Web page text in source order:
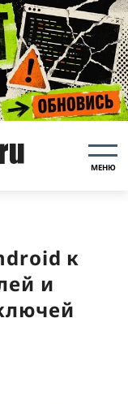
МЕНЮ
к
и